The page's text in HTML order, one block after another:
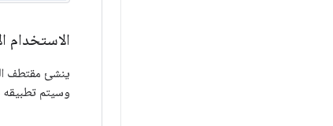
الاستخدام
وسيتم تطبيقه